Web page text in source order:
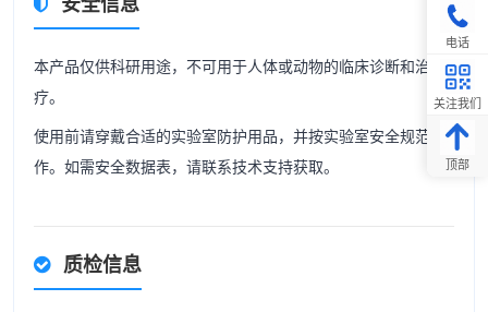
本产品仅供科研用途，不可用于人体或动物的临床诊断和治
疗。
使用前请穿戴合适的实验室防护用品，并按实验室安全规范操
作。如需安全数据表，请联系技术支持获取。
质检信息
电话
关注我们
顶部